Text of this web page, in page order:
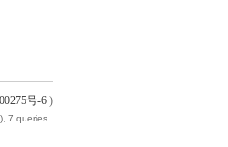
号-6 )
7 queries .